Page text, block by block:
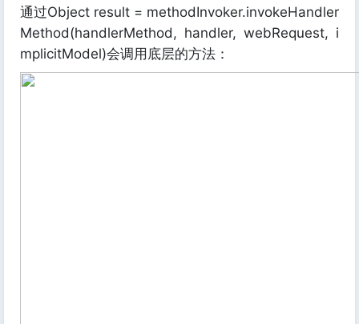
通过Object result = methodInvoker.invokeHandler
Method(handlerMethod, handler, webRequest, i
mplicitModel)会调用底层的方法：